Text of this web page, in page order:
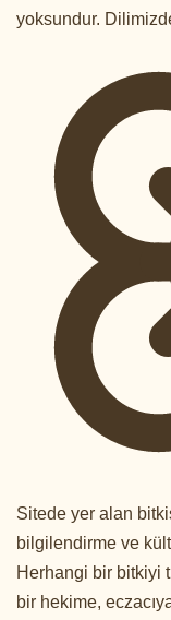
yoksundur.
Sitede yer alan
bilgilendirme ve
Herhangi bir bitkiyi
bir hekime,